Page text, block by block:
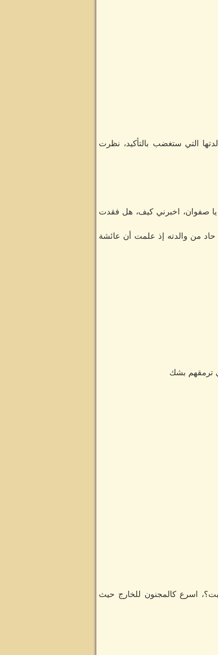
التي ستغضب بالتأكيد، نظرت
يا صفوان، اخبرني كيف، هل فقدت
من والدته إذ علمت أن عائشة
ترمقهم بشك
اسرع كالمجنون للخارج حيث